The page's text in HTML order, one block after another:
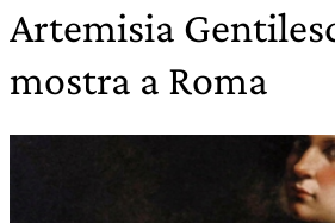
Artemisia
mostra a Roma